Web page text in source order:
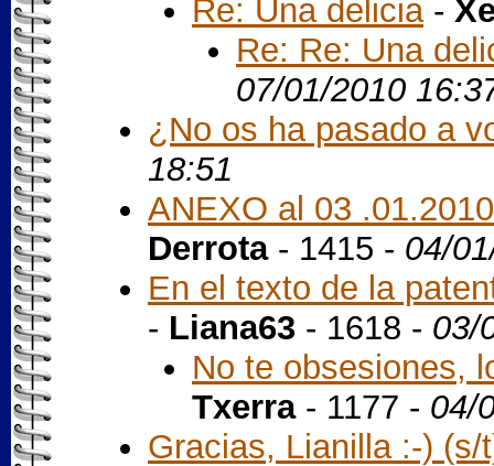
Re: Una delicia-
Re: Re: Una
07/01/2010
¿No os ha pasado a
18:51
ANEXO al 03
Derrota- 1415 - 04/
En el texto de la
- Liana63 - 1618 - 03/
No te obsesiones,
Txerra- 1177 - 04/
Gracias, Lianilla :-) (s/